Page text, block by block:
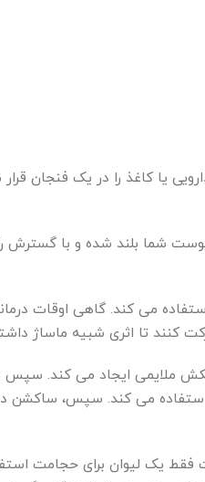
یا کاغذ را در یک فنجان
شما بلند شده و با گسترش
می کند. گاهی اوقات
کنند تا اثری شبیه ماساژ
خیس با گذاشتن لیوان در محل به مدت حدود ۳ دقیقه مکش
می کند. سپس، ساکشن
و یا ممکن است فقط یک لیوان برای